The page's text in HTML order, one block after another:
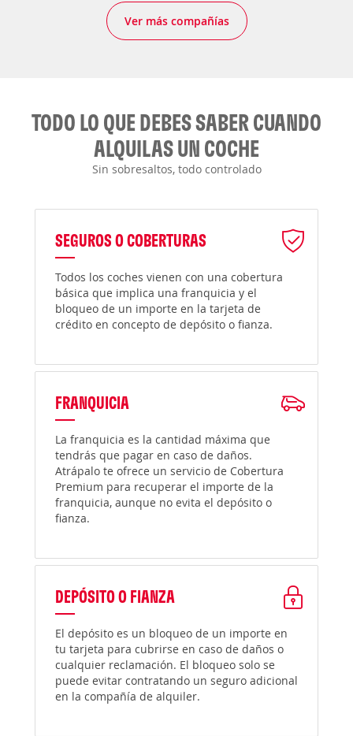
Ver más compañías
TODO LO QUE DEBES SABER CUANDO
ALQUILAS UN COCHE
Sin sobresaltos, todo controlado
SEGUROS O COBERTURAS
Todos los coches vienen con una cobertura
básica que implica una franquicia y el
bloqueo de un importe en la tarjeta de
crédito en concepto de depósito o fianza.
FRANQUICIA
La franquicia es la cantidad máxima que
tendrás que pagar en caso de daños.
Atrápalo te ofrece un servicio de Cobertura
Premium para recuperar el importe de la
franquicia, aunque no evita el depósito o
fianza.
DEPÓSITO O FIANZA
El depósito es un bloqueo de un importe en
tu tarjeta para cubrirse en caso de daños o
cualquier reclamación. El bloqueo solo se
puede evitar contratando un seguro adicional
en la compañía de alquiler.